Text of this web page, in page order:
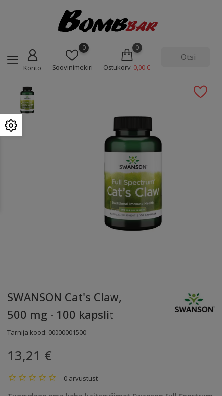
Konto
0
Soovinimekiri
0
Ostukorv 0,00 €
SWANSON Cat's Claw,
500 mg - 100 kapslit
Tarnija kood: 00000001500
13,21 €
0 arvustust